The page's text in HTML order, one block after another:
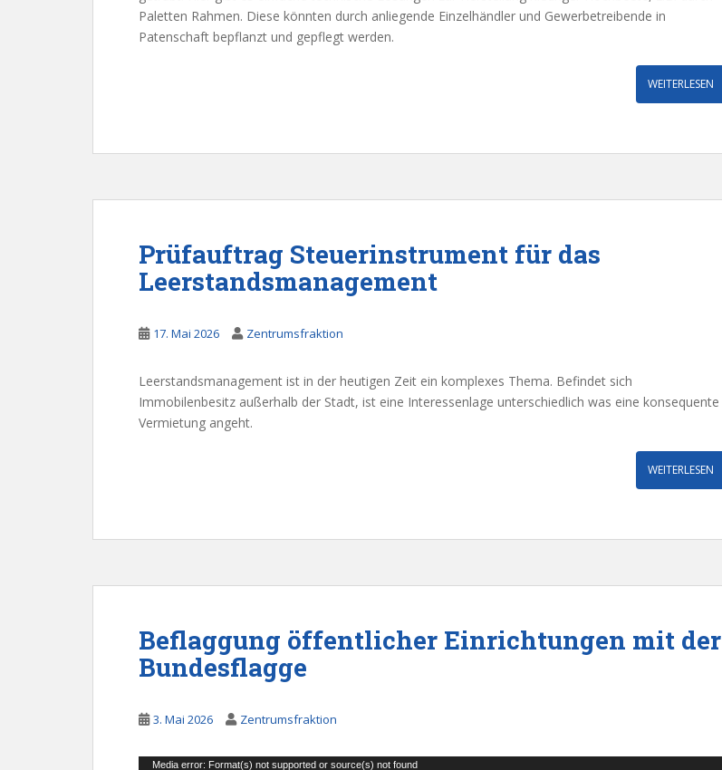
Paletten Rahmen. Diese könnten durch anliegende Einzelhändler und Gewerbetreibende in
Patenschaft bepflanzt und gepflegt werden.
WEITERLESEN
Prüfauftrag Steuerinstrument für das
Leerstandsmanagement
17. Mai 2026 Zentrumsfraktion
Leerstandsmanagement ist in der heutigen Zeit ein komplexes Thema. Befindet sich
Immobilenbesitz außerhalb der Stadt, ist eine Interessenlage unterschiedlich was eine konsequente
Vermietung angeht.
WEITERLESEN
Beflaggung öffentlicher Einrichtungen mit der
Bundesflagge
3. Mai 2026 Zentrumsfraktion
Video-
Media error: Format(s) not supported or source(s) not found